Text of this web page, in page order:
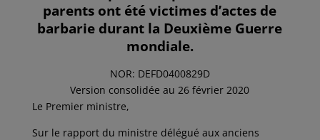
parents ont été victimes d’actes de
barbarie durant la Deuxième Guerre
mondiale.
NOR: DEFD0400829D
Version consolidée au 26 février 2020
Le Premier ministre,
Sur le rapport du ministre délégué aux anciens